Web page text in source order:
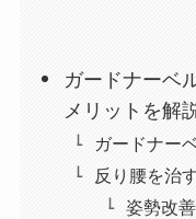
ガードナーベ
メリットを解
ガードナー
反り腰を治
姿勢改